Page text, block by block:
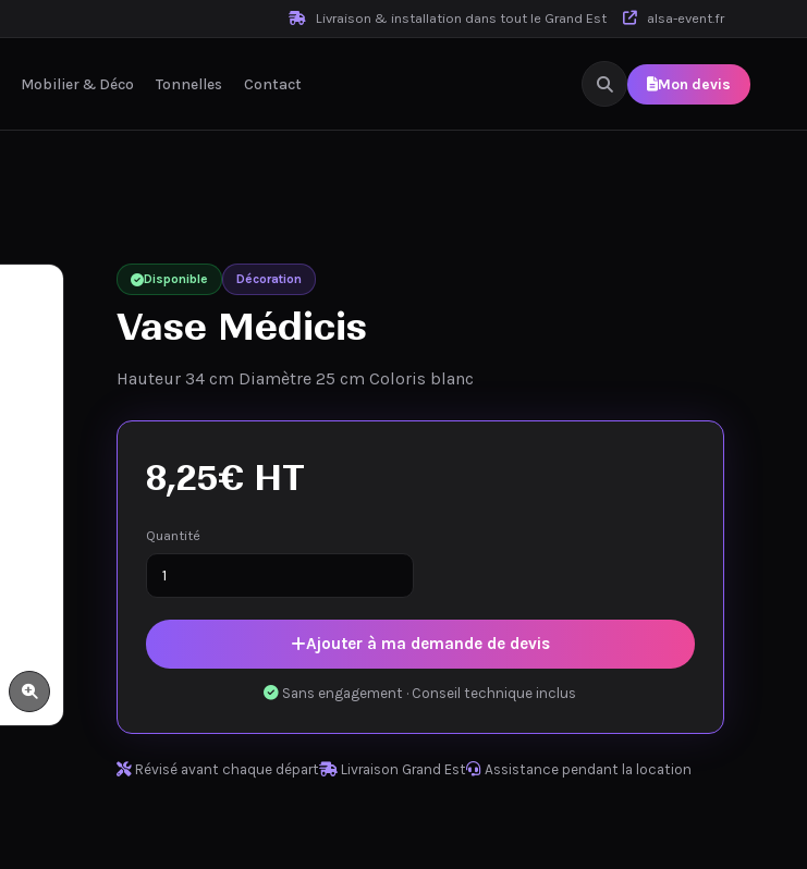
Livraison & installation dans tout le Grand Est alsa-event.fr
Mobilier & Déco Tonnelles Contact Mon devis
Disponible Décoration
Vase Médicis
Hauteur 34 cm Diamètre 25 cm Coloris blanc
8,25€ HT
Quantité
Ajouter à ma demande de devis
Sans engagement · Conseil technique inclus
Révisé avant chaque départ Livraison Grand Est Assistance pendant la location